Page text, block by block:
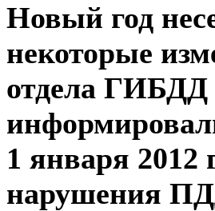
Новый год
некоторые
отдела ГИБДД
1 января 2012
нарушения